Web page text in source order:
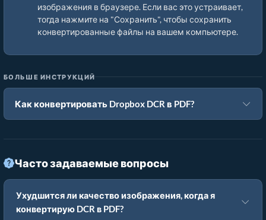
изображения в браузере. Если вас это устраивает,
тогда нажмите на "Сохранить", чтобы сохранить
конвертированные файлы на вашем компьютере.
БОЛЬШЕ ИНСТРУКЦИЙ
Как конвертировать Dropbox DCR в PDF?
Часто задаваемые вопросы
Ухудшится ли качество изображения, когда я
конвертирую DCR в PDF?